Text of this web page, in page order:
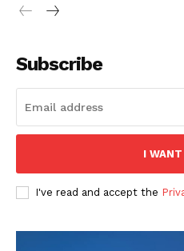
Subscribe
I
I've read and accept the